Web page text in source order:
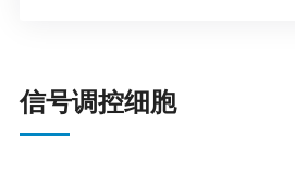
信号调控细胞